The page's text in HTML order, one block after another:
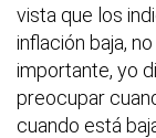
vista que los
inflación baja,
importante, yo
preocupar
cuando está